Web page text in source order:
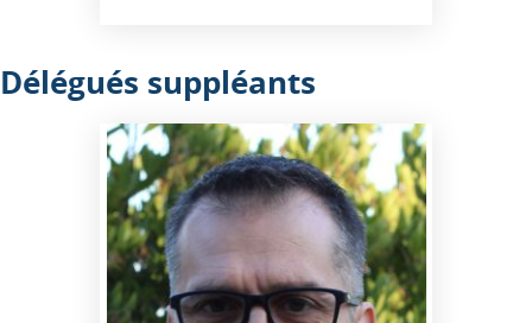
Délégués suppléants